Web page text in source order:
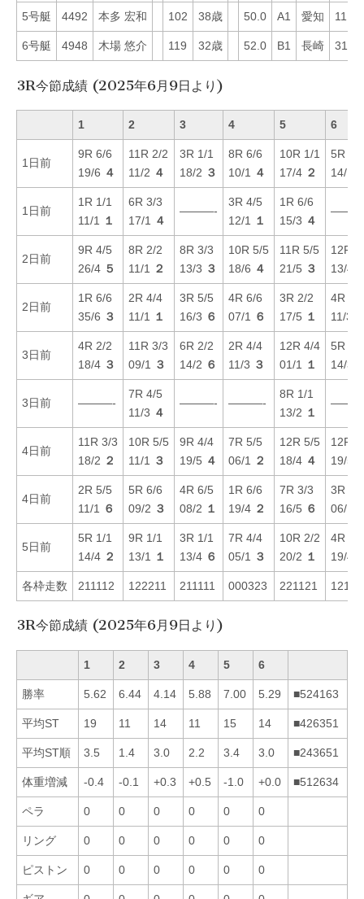
5号艇 4492 本多 宏和 102 38歳 50.0 A1 愛知 11
6号艇 4948 木場 悠介 119 32歳 52.0 B1 長崎 31
3R今節成績 (2025年6月9日より)
1 2 3 4 5 6
1日前
9R 6/6
19/6 ４
11R 2/2
11/2 ４
3R 1/1
18/2 ３
8R 6/6
10/1
４
10R 1/1
17/4 ２
5R 2/2
14/1
1日前
1R 1/1
11/1
１
6R 3/3
17/1
４
———-
3R 4/5
12/1
１
1R 6/6
15/3 ４
2日前
9R 4/5
26/4 ５
8R 2/2
11/1
２
8R 3/3
13/3 ３
10R 5/5
18/6 ４
11R 5/5
21/5 ３
12R
13/4
2日前
1R 6/6
35/6 ３
2R 4/4
11/1
１
3R 5/5
16/3 ６
4R 6/6
07/1
６
3R 2/2
17/5 １
4R 5/5
11/3
3日前
4R 2/2
18/4 ３
11R 3/3
09/1
３
6R 2/2
14/2 ６
2R 4/4
11/3 ３
12R 4/4
01/1
１
5R 2/2
14/3
3日前 ———-
7R 4/5
11/3 ４
———- ———-
8R 1/1
13/2 １
4日前
11R 3/3
18/2 ２
10R 5/5
11/1
３
9R 4/4
19/5 ４
7R 5/5
06/1
２
12R 5/5
18/4 ４
12R
19/5
4日前
2R 5/5
11/1
６
5R 6/6
09/2 ３
4R 6/5
08/2 １
1R 6/6
19/4 ２
7R 3/3
16/5 ６
3R 3/3
06/1
5日前
5R 1/1
14/4 ２
9R 1/1
13/1
１
3R 1/1
13/4 ６
7R 4/4
05/1
３
10R 2/2
20/2 １
4R 1/3
19/4
各枠走数 211112 122211 211111 000323 221121
3R今節成績 (2025年6月9日より)
1 2 3 4 5 6
勝率 5.62 6.44 4.14 5.88 7.00 5.29 ■524163
平均ST 19 11 14 11 15 14 ■426351
平均ST順 3.5 1.4 3.0 2.2 3.4 3.0 ■243651
体重増減 -0.4 -0.1 +0.3 +0.5 -1.0 +0.0 ■512634
ペラ 0 0 0 0 0 0
リング 0 0 0 0 0 0
ピストン 0 0 0 0 0 0